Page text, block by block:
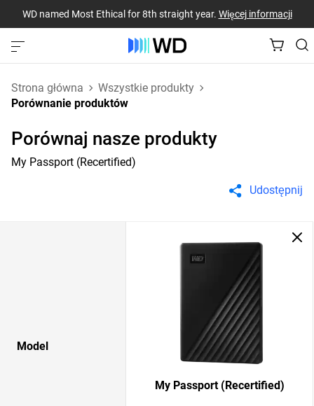
WD named Most Ethical for 8th straight year. Więcej informacji
Strona główna
Wszystkie produkty
Porównanie produktów
Porównaj nasze produkty
My Passport (Recertified)
Udostępnij
Model
My Passport (Recertified)